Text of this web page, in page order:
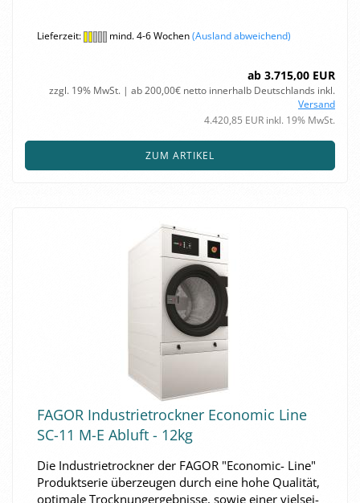
Lieferzeit: mind. 4-6 Wochen(Ausland abweichend)
ab 3.715,00 EUR
zzgl. 19% MwSt. | ab 200,00€ netto innerhalb Deutschlands inkl.
Versand
4.420,85 EUR inkl. 19% MwSt.
ZUM ARTIKEL
FAGOR In­dus­trie­trock­ner Eco­no­mic Line
SC-11 M-E Ab­luft - 12kg
Die In­dus­trie­trock­ner der FAGOR "Economic-​ Line"
Pro­dukt­se­rie über­zeu­gen durch eine hohe Qua­li­tät,
op­ti­ma­le Trock­nun­ger­geb­nis­se, sowie einer viel­sei­